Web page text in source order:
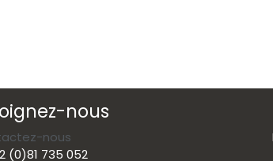
nous
nous
(0)81 735 052